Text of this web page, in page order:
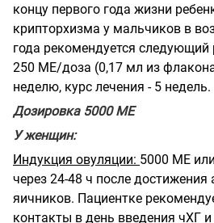
концу первого года жизни
крипторхизма у мальчиков в
года рекомендуется
250 МЕ/доза (0,17 мл из
неделю, курс лечения - 5 недель.
Дозировка 5000 ME
У женщин:
Индукция овуляции: 5000 ME
через 24-48 ч после достижения
яичников. Пациентке
контакты в день введения чХГ